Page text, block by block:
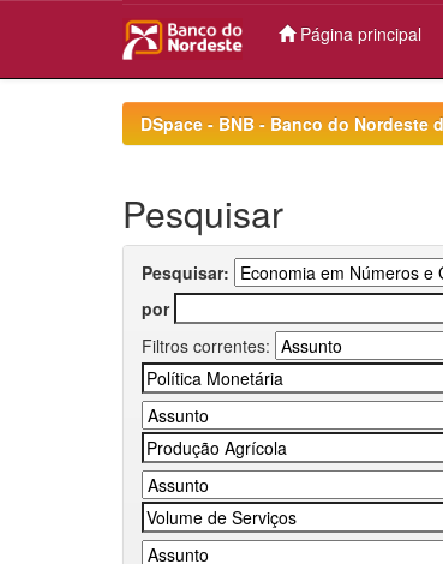
Página principal
DSpace - BNB - Banco do Nordeste
Pesquisar
Pesquisar:
por
Filtros correntes: